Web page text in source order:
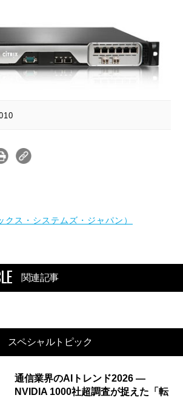
クス・システムズ・ジャパン）
関連記事
スペシャルトピック
通信業界のAIトレンド2026 ―
NVIDIA 1000社超調査が捉えた「転